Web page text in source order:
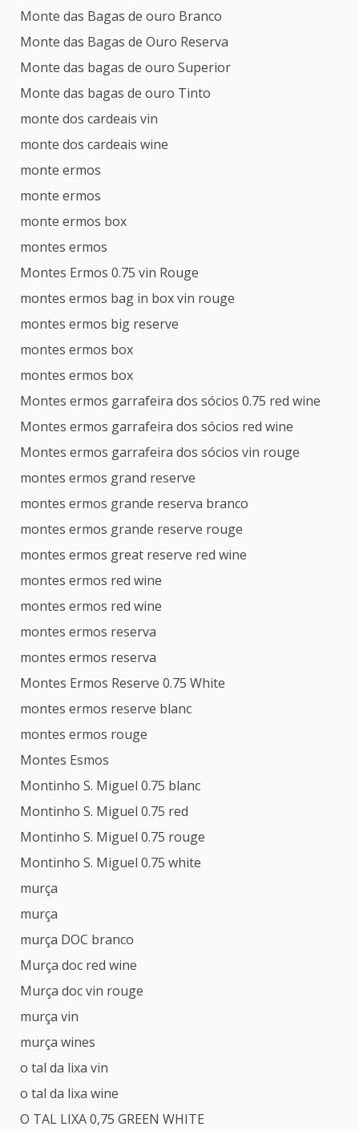
Monte das Bagas de ouro Branco
Monte das Bagas de Ouro Reserva
Monte das bagas de ouro Superior
Monte das bagas de ouro Tinto
monte dos cardeais vin
monte dos cardeais wine
monte ermos
monte ermos
monte ermos box
montes ermos
Montes Ermos 0.75 vin Rouge
montes ermos bag in box vin rouge
montes ermos big reserve
montes ermos box
montes ermos box
Montes ermos garrafeira dos sócios 0.75 red wine
Montes ermos garrafeira dos sócios red wine
Montes ermos garrafeira dos sócios vin rouge
montes ermos grand reserve
montes ermos grande reserva branco
montes ermos grande reserve rouge
montes ermos great reserve red wine
montes ermos red wine
montes ermos red wine
montes ermos reserva
montes ermos reserva
Montes Ermos Reserve 0.75 White
montes ermos reserve blanc
montes ermos rouge
Montes Esmos
Montinho S. Miguel 0.75 blanc
Montinho S. Miguel 0.75 red
Montinho S. Miguel 0.75 rouge
Montinho S. Miguel 0.75 white
murça
murça
murça DOC branco
Murça doc red wine
Murça doc vin rouge
murça vin
murça wines
o tal da lixa vin
o tal da lixa wine
O TAL LIXA 0,75 GREEN WHITE